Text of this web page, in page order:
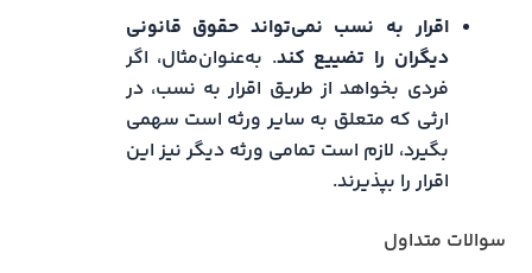
اقرار به نسب نمی‌تواند حقوق قانونی
دیگران را تضییع کند. به‌عنوان‌مثال، اگر
فردی بخواهد از طریق اقرار به نسب، در
ارثی که متعلق به سایر ورثه است سهمی
بگیرد، لازم است تمامی ورثه دیگر نیز این
اقرار را بپذیرند.
سوالات متداول